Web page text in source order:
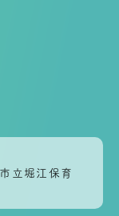
立堀江保育